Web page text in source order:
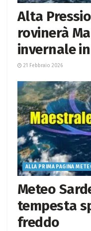
Alta
rovinerà
invernale
21 Febbraio 2026
ALLA PRIMA PAGINA
Meteo
tempesta
freddo